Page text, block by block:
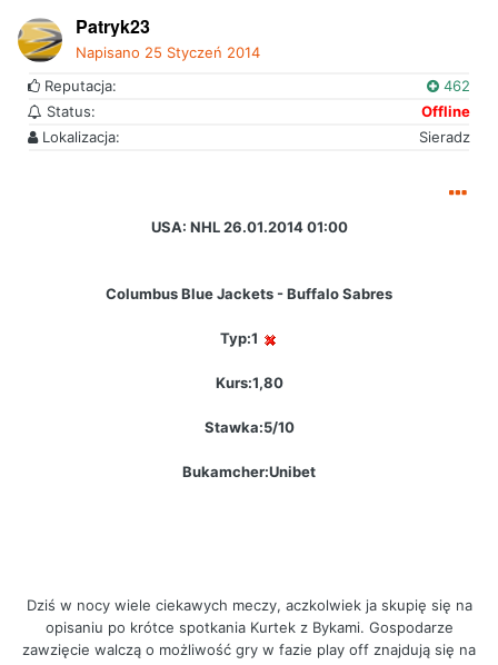
Patryk23
Napisano 25 Styczeń 2014
Reputacja:
462
Status:
Offline
Lokalizacja:
Sieradz
USA: NHL 26.01.2014 01:00
Columbus Blue Jackets - Buffalo Sabres
Typ:1
Kurs:1,80
Stawka:5/10
Bukamcher:Unibet
Dziś w nocy wiele ciekawych meczy, aczkolwiek ja skupię się na
opisaniu po krótce spotkania Kurtek z Bykami. Gospodarze
zawzięcie walczą o możliwość gry w fazie play off znajdują się na